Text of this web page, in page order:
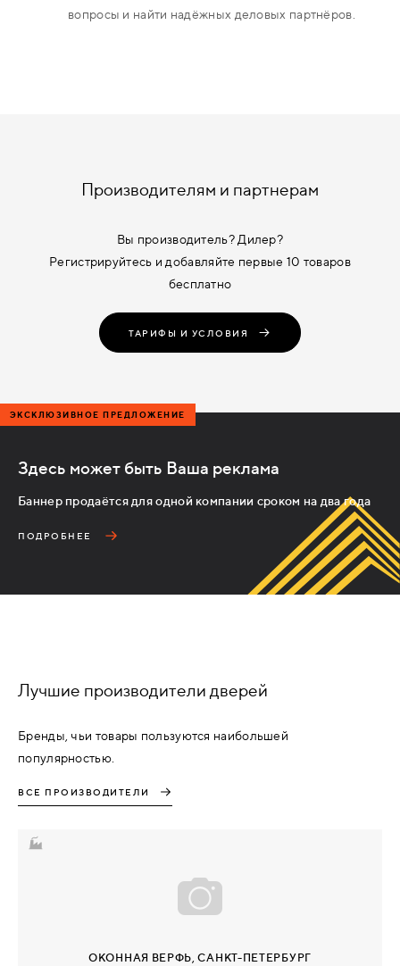
вопросы и найти надёжных деловых партнёров.
Производителям и партнерам
Вы производитель? Дилер?
Регистрируйтесь и добавляйте первые 10 товаров
бесплатно
ТАРИФЫ И УСЛОВИЯ
ЭКСКЛЮЗИВНОЕ ПРЕДЛОЖЕНИЕ
Здесь может быть Ваша реклама
Баннер продаётся для одной компании сроком на два года
ПОДРОБНЕЕ
Лучшие производители дверей
Бренды, чьи товары пользуются наибольшей
популярностью.
ВСЕ ПРОИЗВОДИТЕЛИ
ОКОННАЯ ВЕРФЬ, САНКТ-ПЕТЕРБУРГ